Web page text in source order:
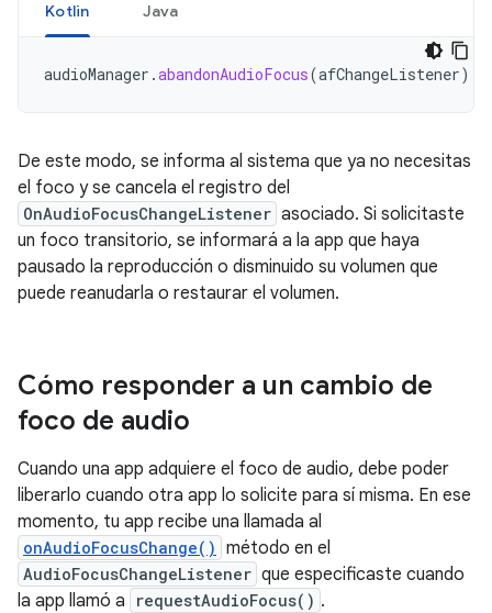
Kotlin Java
audioManager .abandonAudioFocus(afChangeListener)
De este modo, se informa al sistema que ya no necesitas
el foco y se cancela el registro del
OnAudioFocusChangeListener asociado. Si solicitaste
un foco transitorio, se informará a la app que haya
pausado la reproducción o disminuido su volumen que
puede reanudarla o restaurar el volumen.
Cómo responder a un cambio de
foco de audio
Cuando una app adquiere el foco de audio, debe poder
liberarlo cuando otra app lo solicite para sí misma. En ese
momento, tu app recibe una llamada al
onAudioFocusChange() método en el
AudioFocusChangeListener que especificaste cuando
la app llamó a
requestAudioFocus() .